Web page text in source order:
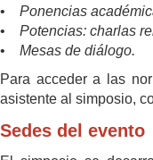
• Ponencias
• Potencias: charlas
• Mesas de diálogo.
Para acceder a las
asistente al simposio,
Sedes del evento